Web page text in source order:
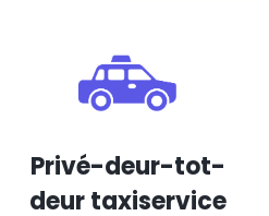
Privé-deur-tot-
deur taxiservice